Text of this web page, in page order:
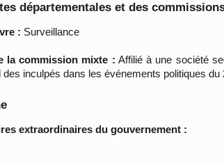
départementales et des
: Surveillance
la commission mixte : Affilié à une société
inculpés dans les événements politiques
extraordinaires du gouvernement :